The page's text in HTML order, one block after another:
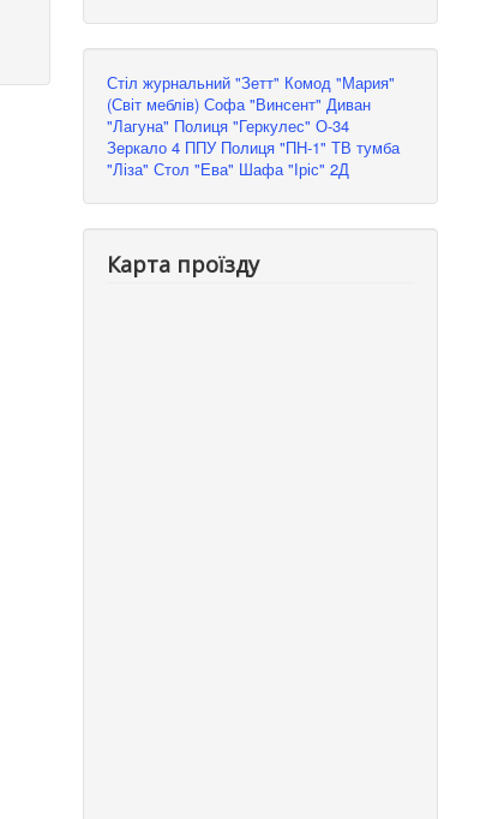
Стіл журнальний "Зетт" Комод "Мария"
(Світ меблів) Софа "Винсент" Диван
"Лагуна" Полиця "Геркулес" О-34
Зеркало 4 ППУ Полиця "ПН-1" ТВ тумба
"Ліза" Стол "Ева" Шафа "Іріс" 2Д
Карта проїзду